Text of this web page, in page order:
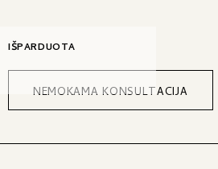
IŠPARDUOTA
NEMOKAMA KONSULTACIJA